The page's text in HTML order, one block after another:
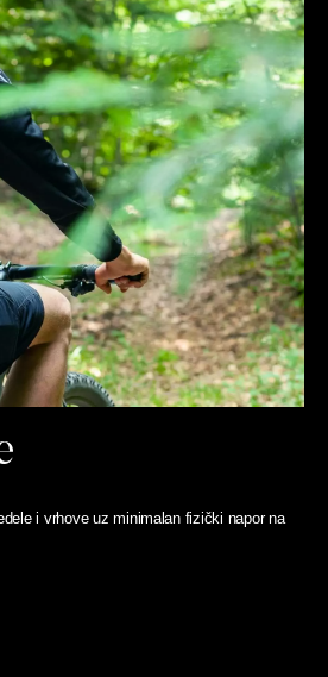
i vrhove uz minimalan fizički napor na